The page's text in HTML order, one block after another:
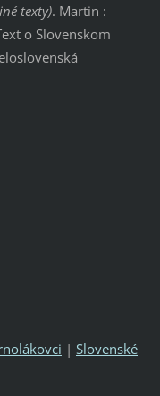
texty). Martin :
o Slovenskom
| Slovenské